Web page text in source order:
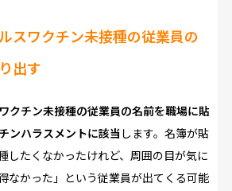
スワクチン未接種の従業員の
出す
クチン未接種の従業員の名前を職場に貼
ンハラスメントに該当 します。名簿が貼
したくなかったけれど、周囲の目が気に
なかった」という従業員が出てくる可能